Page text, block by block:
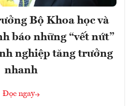
Bộ Khoa học và
báo những “vết nứt”
nghiệp tăng trưởng
nhanh
Đọc ngay